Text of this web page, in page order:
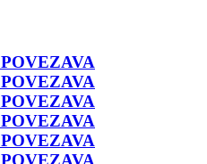
POVEZAVA
POVEZAVA
POVEZAVA
POVEZAVA
POVEZAVA
POVEZAVA